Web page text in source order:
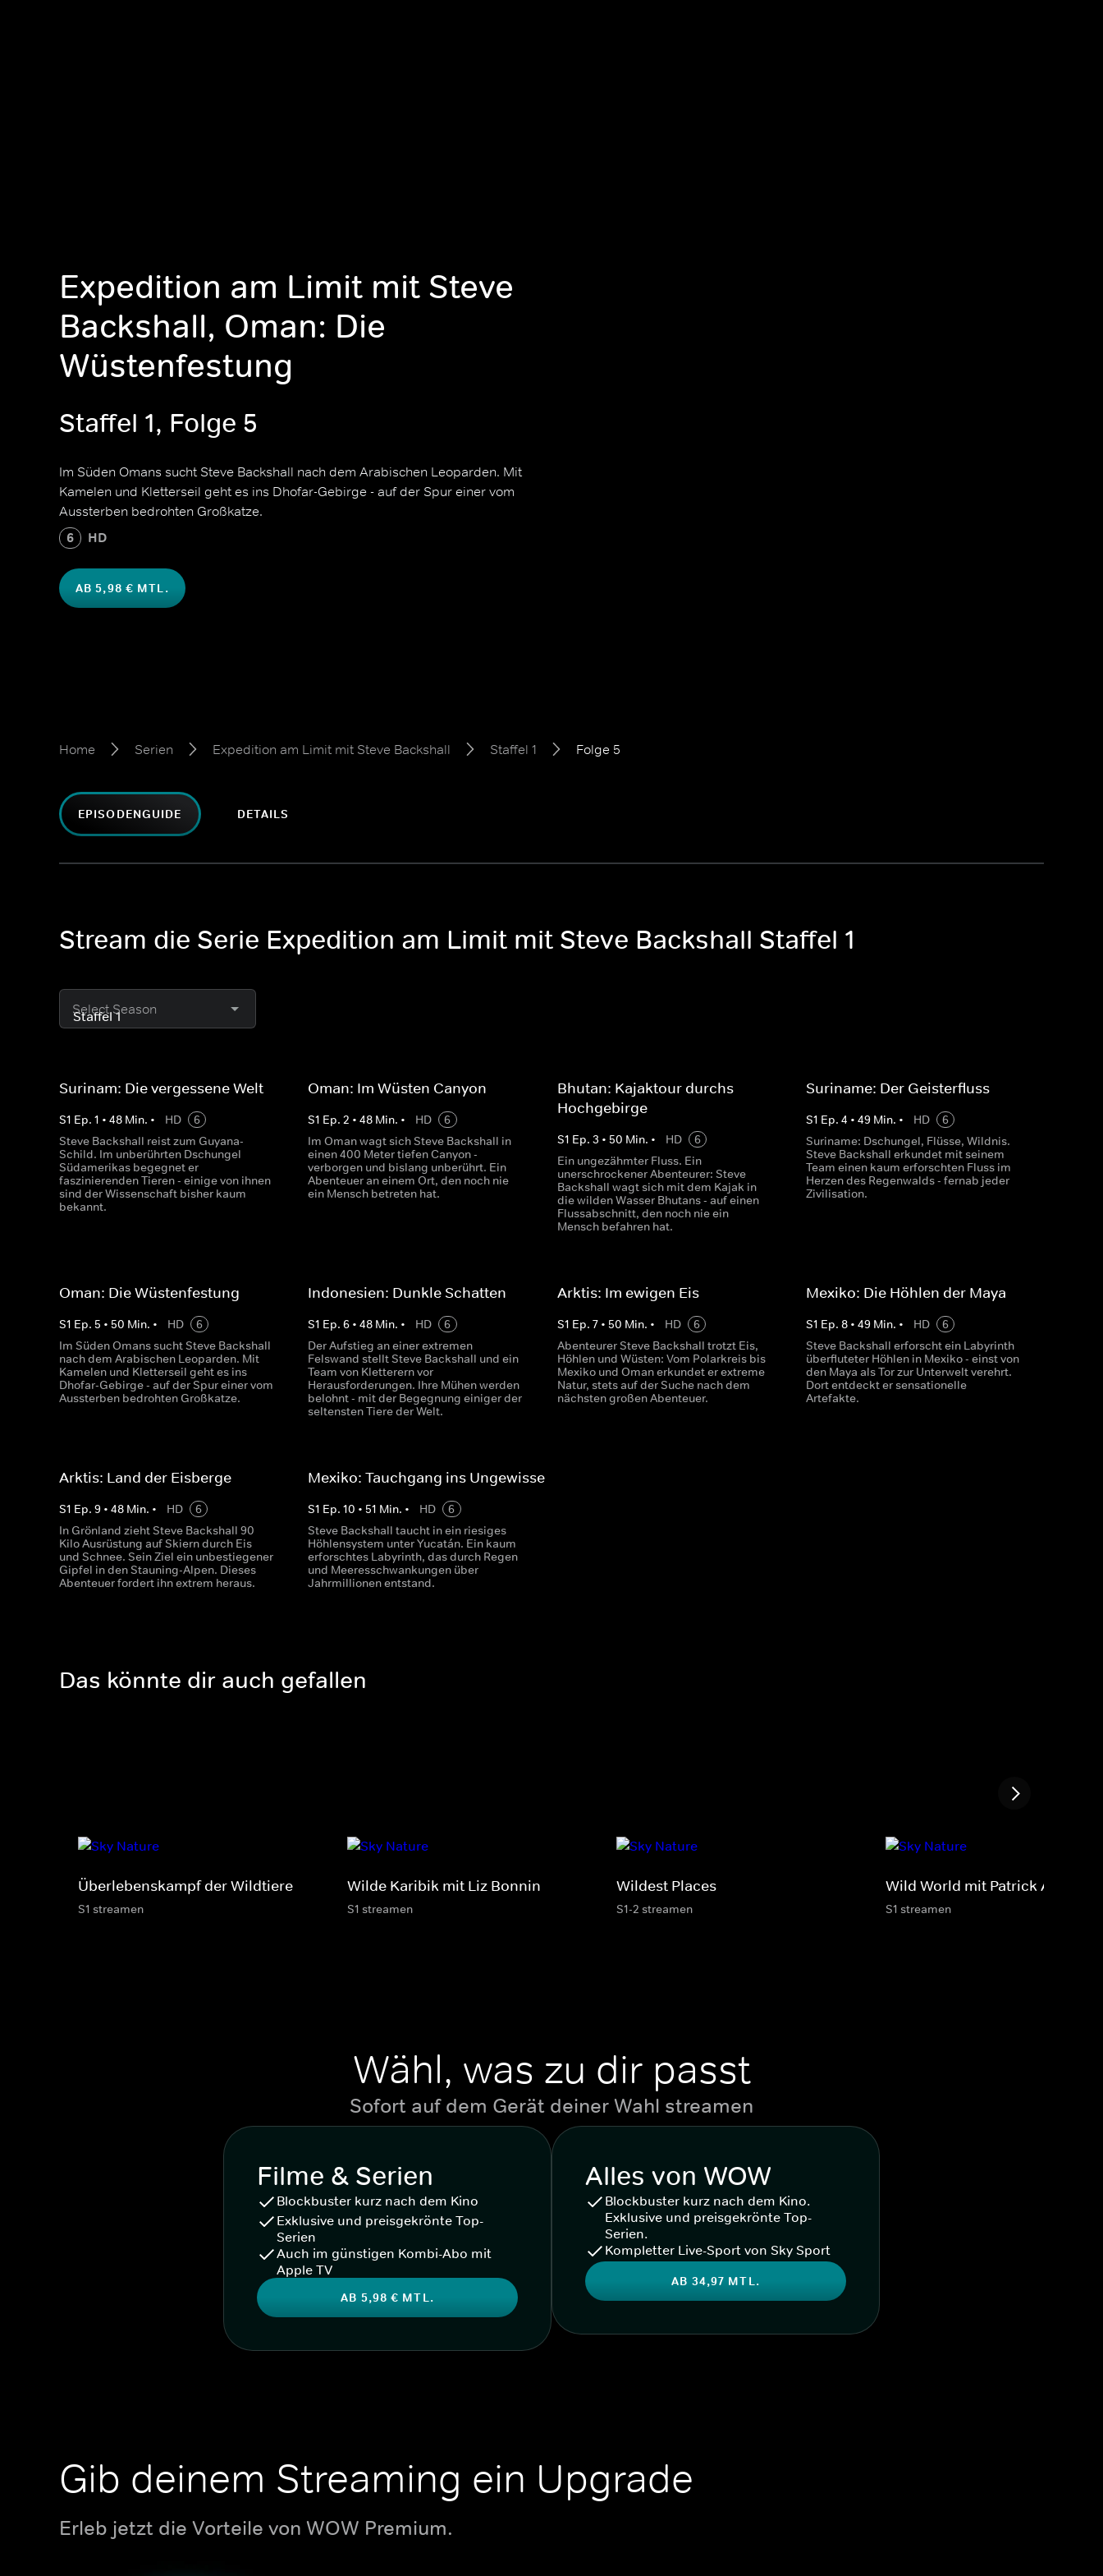
Expedition am Limit mit Steve
Backshall, Oman: Die
Wüstenfestung
Staffel 1, Folge 5
Im Süden Omans sucht Steve Backshall nach dem Arabischen Leoparden. Mit
Kamelen und Kletterseil geht es ins Dhofar-Gebirge - auf der Spur einer vom
Aussterben bedrohten Großkatze.
6 HD
AB 5,98 € MTL.
Home Serien Expedition am Limit mit Steve Backshall Staffel 1 Folge 5
EPISODENGUIDE DETAILS
Stream die Serie Expedition am Limit mit Steve Backshall Staffel 1
Select Season
Surinam: Die vergessene Welt
S1 Ep. 1 • 48 Min. • HD
6
Steve Backshall reist zum Guyana-
Schild. Im unberührten Dschungel
Südamerikas begegnet er
faszinierenden Tieren - einige von ihnen
sind der Wissenschaft bisher kaum
bekannt.
Oman: Im Wüsten Canyon
S1 Ep.2 •48 Min. • HD
6
Im Oman wagt sich Steve Backshall in
einen 400 Meter tiefen Canyon -
verborgen und bislang unberührt. Ein
Abenteuer an einem Ort, den noch nie
ein Mensch betreten hat.
Bhutan: Kajaktour durchs
Hochgebirge
S1 Ep. 3 • 50 Min. • HD
6
Ein ungezähmter Fluss. Ein
unerschrockener Abenteurer: Steve
Backshall wagt sich mit dem Kajak in
die wilden Wasser Bhutans - auf einen
Flussabschnitt, den noch nie ein
Mensch befahren hat.
Suriname: Der Geisterfluss
S1 Ep. 4 • 49Min. • HD
6
Suriname: Dschungel, Flüsse, Wildnis.
Steve Backshall erkundet mit seinem
Team einen kaum erforschten Fluss im
Herzen des Regenwalds - fernab jeder
Zivilisation.
Oman: Die Wüstenfestung
S1 Ep. 5 • 50 Min. • HD
6
Im Süden Omans sucht Steve Backshall
nach dem Arabischen Leoparden. Mit
Kamelen und Kletterseil geht es ins
Dhofar-Gebirge - auf der Spur einer vom
Aussterben bedrohten Großkatze.
Indonesien: Dunkle Schatten
S1 Ep.6 •48 Min. • HD
6
Der Aufstieg an einer extremen
Felswand stellt Steve Backshall und ein
Team von Kletterern vor
Herausforderungen. Ihre Mühen werden
belohnt - mit der Begegnung einiger der
seltensten Tiere der Welt.
Arktis: Im ewigen Eis
S1 Ep. 7• 50 Min. • HD
6
Abenteurer Steve Backshall trotzt Eis,
Höhlen und Wüsten: Vom Polarkreis bis
Mexiko und Oman erkundet er extreme
Natur, stets auf der Suche nach dem
nächsten großen Abenteuer.
Mexiko: Die Höhlen der Maya
S1 Ep. 8• 49Min. • HD
6
Steve Backshall erforscht ein Labyrinth
überfluteter Höhlen in Mexiko - einst von
den Maya als Tor zur Unterwelt verehrt.
Dort entdeckt er sensationelle
Artefakte.
Arktis: Land der Eisberge
S1 Ep. 9 • 48 Min. • HD
6
In Grönland zieht Steve Backshall 90
Kilo Ausrüstung auf Skiern durch Eis
und Schnee. Sein Ziel ein unbestiegener
Gipfel in den Stauning-Alpen. Dieses
Abenteuer fordert ihn extrem heraus.
Mexiko: Tauchgang ins Ungewisse
S1 Ep.10 • 51 Min. • HD
6
Steve Backshall taucht in ein riesiges
Höhlensystem unter Yucatán. Ein kaum
erforschtes Labyrinth, das durch Regen
und Meeresschwankungen über
Jahrmillionen entstand.
Das könnte dir auch gefallen
Überlebenskampf der Wildtiere
S1 streamen
Wilde Karibik mit Liz Bonnin
S1 streamen
Wildest Places
S1-2 streamen
Wild World mit Patrick Aryee
S1 streamen
Wähl, was zu dir passt
Sofort auf dem Gerät deiner Wahl streamen
Filme & Serien
Blockbuster kurz nach dem Kino
Exklusive und preisgekrönte Top-
Serien
Auch im günstigen Kombi-Abo mit
Apple TV
AB 5,98 € MTL.
Alles von WOW
Blockbuster kurz nach dem Kino.
Exklusive und preisgekrönte Top-
Serien.
Kompletter Live-Sport von Sky Sport
AB 34,97 MTL.
Gib deinem Streaming ein Upgrade
Erleb jetzt die Vorteile von WOW Premium.